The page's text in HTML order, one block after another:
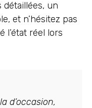
un
et n’hésitez pas
l’état réel lors
d’occasion,